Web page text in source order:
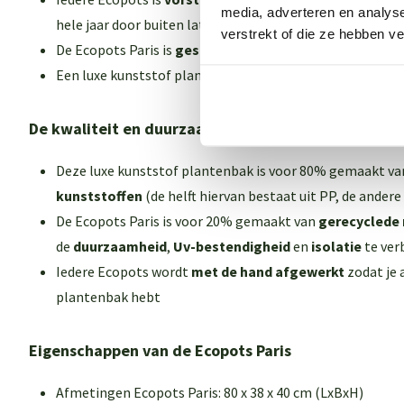
media, adverteren en
verstrekt of die ze hebben
hele jaar door buiten laten staan
De Ecopots Paris is geschikt voor binnen en buiten
Een luxe kunststof plantenbak die
De kwaliteit en duurzaamheid van deze Ecopots
Deze luxe kunststof plantenbak is voor 80% gemaakt
kunststoffen (de helft hiervan bestaat uit PP, de
De Ecopots Paris is voor 20% gemaakt van
de duurzaamheid, Uv-bestendigheiden isolatie te
Iedere Ecopots wordt met de hand afgewerkt zodat je
plantenbak hebt
Eigenschappen van de Ecopots Paris
Afmetingen Ecopots Paris: 80 x 38 x 40 cm (LxBxH)